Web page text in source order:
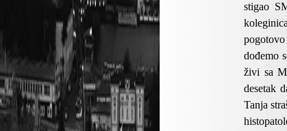
stigao
dođemo
živi sa
desetak
Tanja